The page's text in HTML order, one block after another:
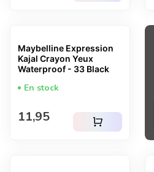
Maybelline Expression
Kajal Crayon Yeux
Waterproof - 33 Black
En stock
Prix normal
11,95 shopping_cart